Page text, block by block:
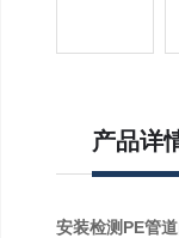
产品详
安装检测PE管